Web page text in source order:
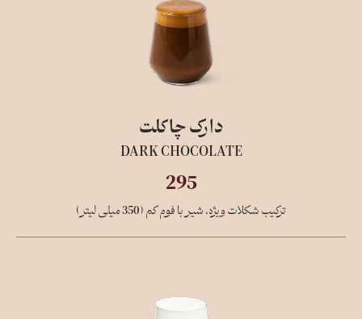
دارک چاکلت
DARK CHOCOLATE
295
ترکیب شکلات ویژه، شیر با فوم کم (350 میلی لیتر)